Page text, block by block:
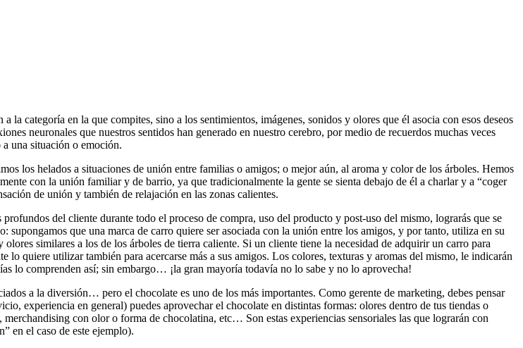
categoría en la que compites, sino a los sentimientos, imágenes, sonidos y olores que él asocia con esos deseos
neuronales que nuestros sentidos han generado en nuestro cerebro, por medio de recuerdos muchas veces
una situación o emoción.
los helados a situaciones de unión entre familias o amigos; o mejor aún, al aroma y color de los árboles. Hemos
con la unión familiar y de barrio, ya que tradicionalmente la gente se sienta debajo de él a charlar y a “coger
de unión y también de relajación en las zonas calientes.
del cliente durante todo el proceso de compra, uso del producto y post-uso del mismo, lograrás que se
que una marca de carro quiere ser asociada con la unión entre los amigos, y por tanto, utiliza en su
similares a los de los árboles de tierra caliente. Si un cliente tiene la necesidad de adquirir un carro para
quiere utilizar también para acercarse más a sus amigos. Los colores, texturas y aromas del mismo, le indicarán
lo comprenden así; sin embargo… ¡la gran mayoría todavía no lo sabe y no lo aprovecha!
a la diversión… pero el chocolate es uno de los más importantes. Como gerente de marketing, debes pensar
experiencia en general) puedes aprovechar el chocolate en distintas formas: olores dentro de tus tiendas o
con olor o forma de chocolatina, etc… Son estas experiencias sensoriales las que lograrán con
en el caso de este ejemplo).